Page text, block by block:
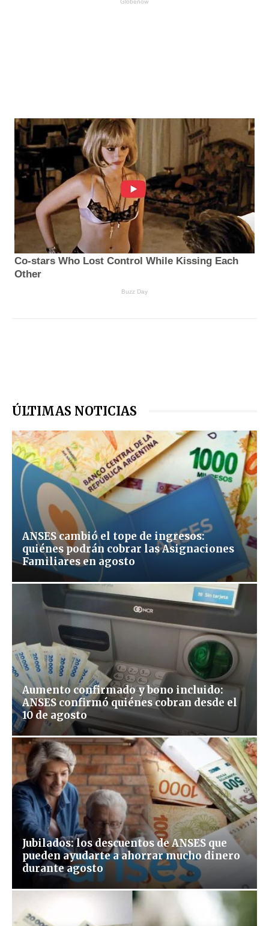
ÚLTIMAS NOTICIAS
ANSES cambió el tope de ingresos:
quiénes podrán cobrar las Asignaciones
Familiares en agosto
Aumento confirmado y bono incluido:
ANSES confirmó quiénes cobran desde el
10 de agosto
Jubilados: los descuentos de ANSES que
pueden ayudarte a ahorrar mucho dinero
durante agosto